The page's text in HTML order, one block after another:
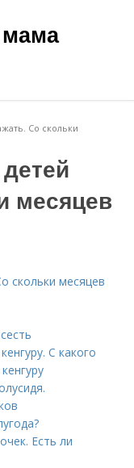
Со скольки
месяцев
скольки месяцев
С какого
Есть ли